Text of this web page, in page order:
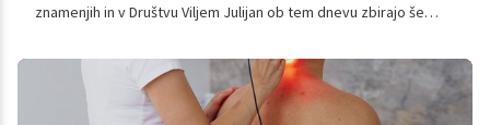
znamenjih in v Društvu Viljem Julijan ob tem dnevu zbirajo še
nujno potrebujejo. Obenem v društvu opozarjajo na pomen širše
osveščenosti o prirojenih žilnih znamenjih, ki so še vedno
predmet stigmatizacije.